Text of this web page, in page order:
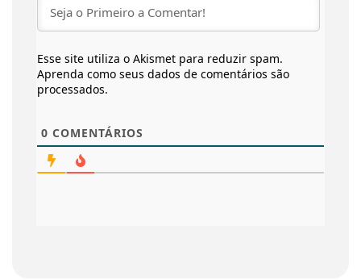
Esse site utiliza o Akismet para reduzir spam.
Aprenda como seus dados de comentários são
processados.
0 COMENTÁRIOS